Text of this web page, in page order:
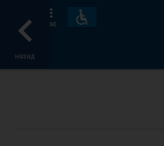
назад
МЕНЮ
Пристосування
та